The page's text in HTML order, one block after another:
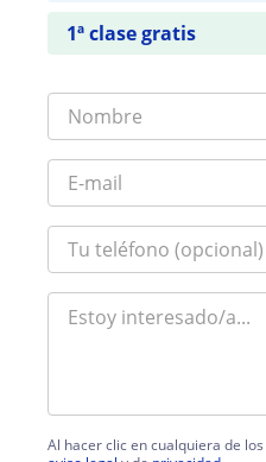
1ª clase gratis
Al hacer clic en cualquiera de